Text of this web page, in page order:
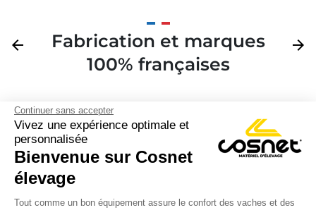
Continuer sans accepter
Vivez une expérience optimale et
personnalisée
Bienvenue sur Cosnet
élevage
Tout comme un bon équipement assure le confort des vaches et des
Précédent
arrow_back
Fabrication et marques
100% françaises
arrow_forward